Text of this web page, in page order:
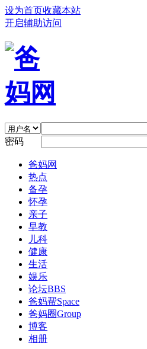
设为首页收藏本站
开启辅助访问
密码
爸妈网
热点
备孕
怀孕
亲子
早教
儿科
健康
生活
娱乐
论坛BBS
爸妈帮Space
爸妈圈Group
博客
相册